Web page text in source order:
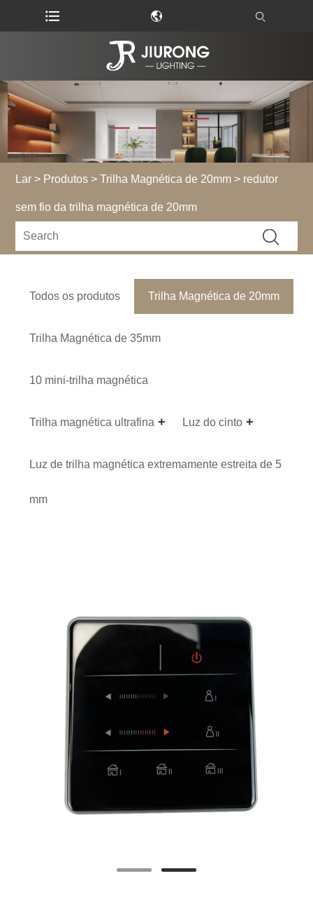
Lar > Produtos >Trilha Magnética de 20mm > redutor
sem fio da trilha magnética de 20mm
Todos os produtos Trilha Magnética de 20mm
Trilha Magnética de 35mm
10 mini-trilha magnética
Trilha magnética ultrafina Luz do cinto
Luz de trilha magnética extremamente estreita de 5
mm